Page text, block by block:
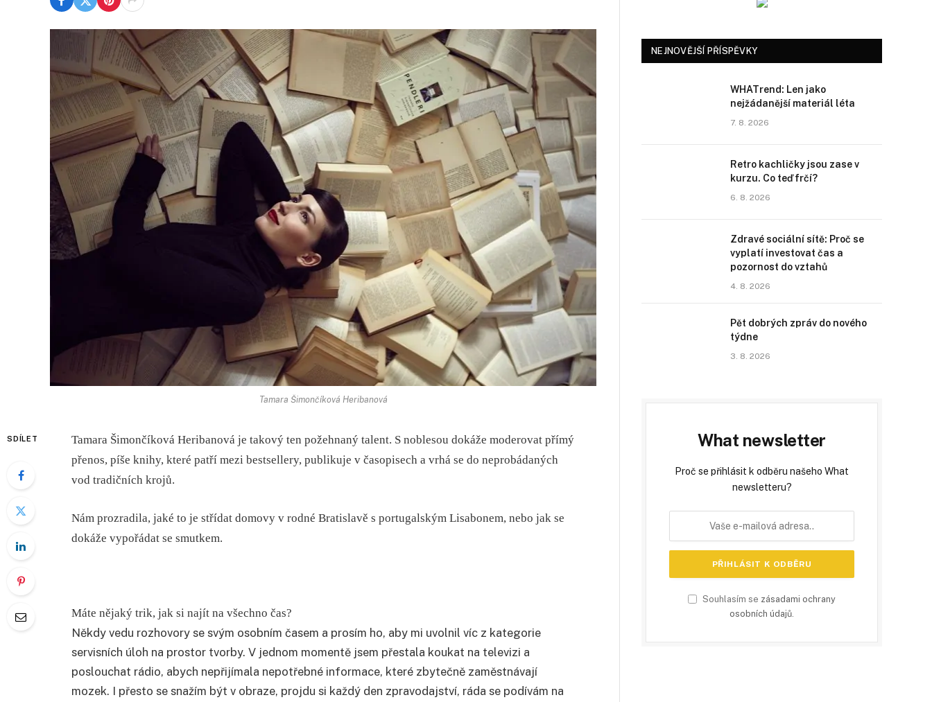
Tamara Šimončíková Heribanová
SDÍLET
Tamara Šimončíková Heribanová je takový ten požehnaný talent. S noblesou dokáže moderovat přímý
přenos, píše knihy, které patří mezi bestsellery, publikuje v časopisech a vrhá se do neprobádaných
vod tradičních krojů.
Nám prozradila, jaké to je střídat domovy v rodné Bratislavě s portugalským Lisabonem, nebo jak se
dokáže vypořádat se smutkem.
Máte nějaký trik, jak si najít na všechno čas?
Někdy vedu rozhovory se svým osobním časem a prosím ho, aby mi uvolnil víc z kategorie
servisních úloh na prostor tvorby. V jednom momentě jsem přestala koukat na televizi a
poslouchat rádio, abych nepřijímala nepotřebné informace, které zbytečně zaměstnávají
mozek. I přesto se snažím být v obraze, projdu si každý den zpravodajství, ráda se podívám na
NEJNOVĚJŠÍ PŘÍSPĚVKY
WHATrend: Len jako
nejžádanější materiál léta
7. 8. 2026
Retro kachličky jsou zase v
kurzu. Co teď frčí?
6. 8. 2026
Zdravé sociální sítě: Proč se
vyplatí investovat čas a
pozornost do vztahů
4. 8. 2026
Pět dobrých zpráv do nového
týdne
3. 8. 2026
What newsletter
Proč se přihlásit k odběru našeho What
newsletteru?
Souhlasím se zásadami ochrany
osobních údajů.